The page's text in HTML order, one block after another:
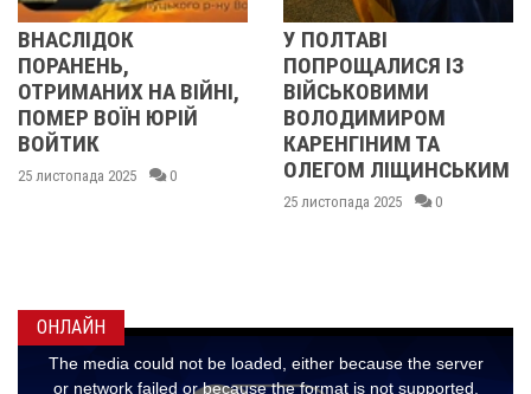
У ПОЛТАВІ
ПОПРОЩАЛИСЯ ІЗ
ВІЙСЬКОВИМИ
ВОЛОДИМИРОМ
КАРЕНГІНИМ ТА
ОЛЕГОМ ЛІЩИНСЬКИМ
У ПОЛТАВІ
ПОПРОЩАЛИСЯ ІЗ
БІЙЦЯМИ
ОЛЕКСАНДРОМ
ІВАЩЕНКОМ,
ДМИТРОМ
КИСЛИЧЕНКОМ ТА
ОНЛАЙН